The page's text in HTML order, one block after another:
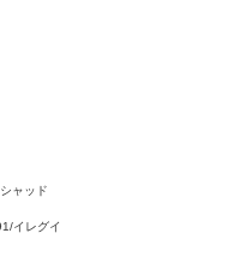
ャッド
イレグイ